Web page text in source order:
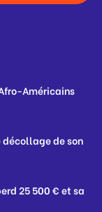
Américains
de son
25 500 € et sa